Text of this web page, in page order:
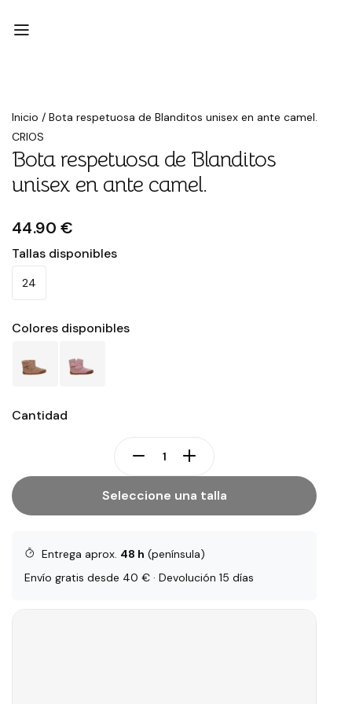
Inicio / Bota respetuosa de Blanditos unisex en ante camel.
CRIOS
Bota respetuosa de Blanditos
unisex en ante camel.
44.90 €
Tallas disponibles
24
Colores disponibles
Cantidad
Seleccione una talla
Entrega aprox. 48 h (península)
Envío gratis desde 40 € · Devolución 15 días